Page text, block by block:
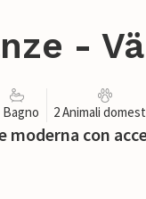
-
Bagno 2 Animali
moderna con